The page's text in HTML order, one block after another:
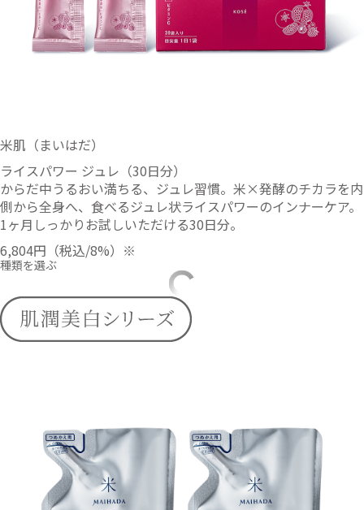
米肌（まいはだ）
ライスパワー ジュレ（30日分）
からだ中うるおい満ちる、ジュレ習慣。米×発酵のチカラを内
側から全身へ、食べるジュレ状ライスパワーのインナーケア。
1ヶ月しっかりお試しいただける30日分。
6,804円 （税込/8%）※
種類を選ぶ